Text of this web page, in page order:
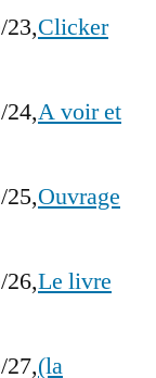
23,Clicker
24,A voir et
25,Ouvrage
26,Le livre
27,(la